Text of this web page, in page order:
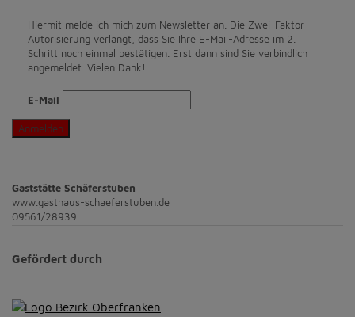
Hiermit melde ich mich zum Newsletter an. Die Zwei-Faktor-
Autorisierung verlangt, dass Sie Ihre E-Mail-Adresse im 2.
Schritt noch einmal bestätigen. Erst dann sind Sie verbindlich
angemeldet. Vielen Dank!
E-Mail
Anmelden
Gaststätte Schäferstuben
www.gasthaus-schaeferstuben.de
09561/28939
Gefördert durch